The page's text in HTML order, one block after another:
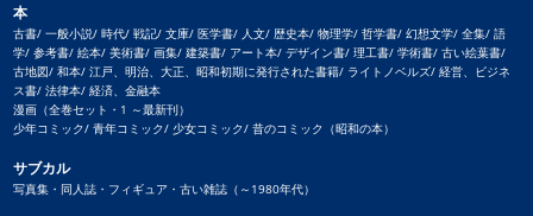
本
古書/ 一般小説/ 時代/ 戦記/ 文庫/ 医学書/ 人文/ 歴史本/ 物理学/ 哲学書/ 幻想文学/ 全集/ 語
学/ 参考書/ 絵本/ 美術書/ 画集/ 建築書/ アート本/ デザイン書/ 理工書/ 学術書/ 古い絵葉書/
古地図/ 和本/ 江戸、明治、大正、昭和初期に発行された書籍/ ライトノベルズ/ 経営、ビジネ
ス書/ 法律本/ 経済、金融本
漫画（全巻セット・1 ～最新刊）
少年コミック/ 青年コミック/ 少女コミック/ 昔のコミック（昭和の本）
サブカル
写真集・同人誌・フィギュア・古い雑誌（～1980年代）